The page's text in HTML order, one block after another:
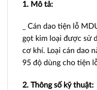
1. Mô tả:
_ Cán dao tiện lỗ
gọt kim loại được sử
cơ khí. Loại cán dao
95 độ dùng cho tiện
2. Thông số kỹ thuật: